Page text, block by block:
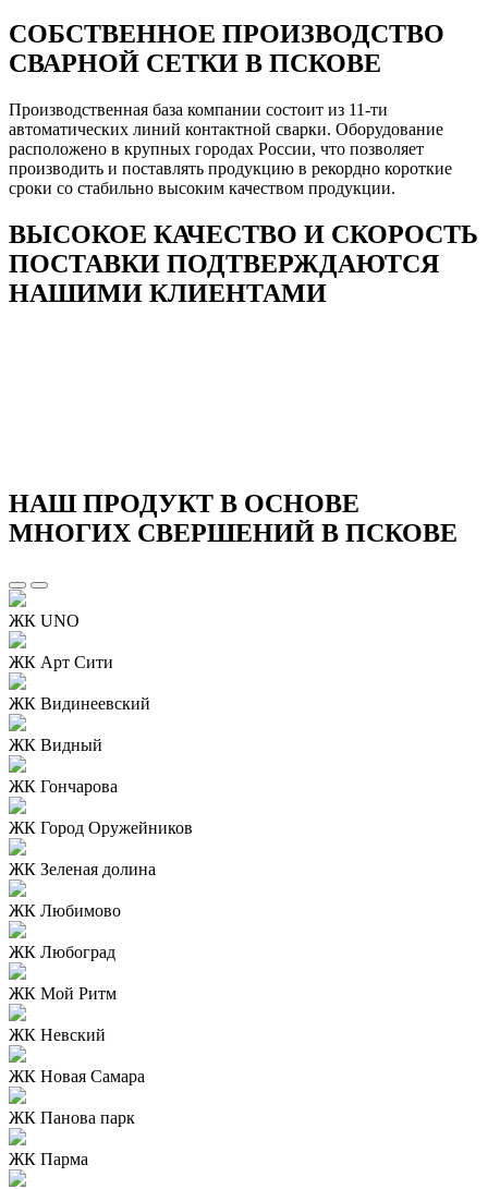
СОБСТВЕННОЕ ПРОИЗВОДСТВО
СВАРНОЙ СЕТКИ В ПСКОВЕ
Производственная база компании состоит из 11-ти
автоматических линий контактной сварки. Оборудование
расположено в крупных городах России, что позволяет
производить и поставлять продукцию в рекордно короткие
сроки со стабильно высоким качеством продукции.
ВЫСОКОЕ КАЧЕСТВО И СКОРОСТЬ
ПОСТАВКИ ПОДТВЕРЖДАЮТСЯ
НАШИМИ КЛИЕНТАМИ
НАШ ПРОДУКТ В ОСНОВЕ
МНОГИХ СВЕРШЕНИЙ В ПСКОВЕ
ЖК UNO
ЖК Арт Сити
ЖК Видинеевский
ЖК Видный
ЖК Гончарова
ЖК Город Оружейников
ЖК Зеленая долина
ЖК Любимово
ЖК Любоград
ЖК Мой Ритм
ЖК Невский
ЖК Новая Самара
ЖК Панова парк
ЖК Парма